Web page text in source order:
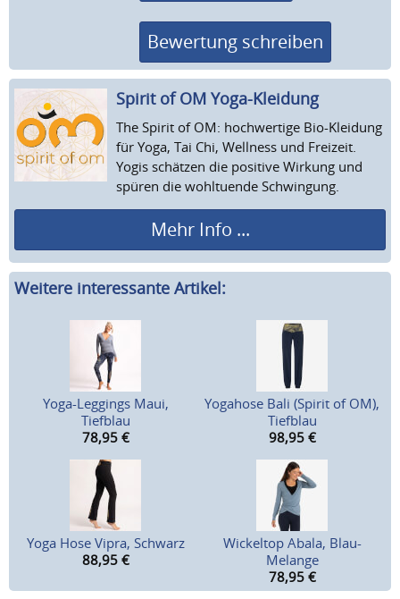
Bewertung schreiben
Spirit of OM Yoga-Kleidung
The Spirit of OM: hochwertige Bio-Kleidung
für Yoga, Tai Chi, Wellness und Freizeit.
Yogis schätzen die positive Wirkung und
spüren die wohltuende Schwingung.
Mehr Info ...
Weitere interessante Artikel:
Yoga-Leggings Maui,
Tiefblau
78,95 €
Yogahose Bali (Spirit of OM),
Tiefblau
98,95 €
Yoga Hose Vipra, Schwarz
88,95 €
Wickeltop Abala, Blau-
Melange
78,95 €